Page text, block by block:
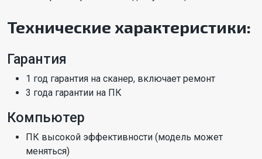
Технические характеристики:
Гарантия
1 год гарантия на сканер, включает ремонт
3 года гарантии на ПК
Компьютер
ПК высокой эффективности (модель может
меняться)